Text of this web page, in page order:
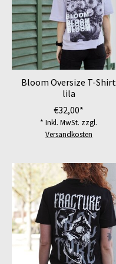
Bloom Oversize T-Shirt
lila
€32,00*
* Inkl. MwSt. zzgl.
Versandkosten